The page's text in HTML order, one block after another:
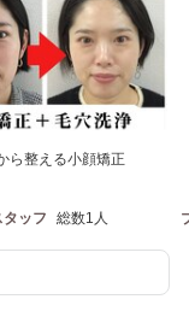
ら整える小顔矯正
タッフ 総数1人